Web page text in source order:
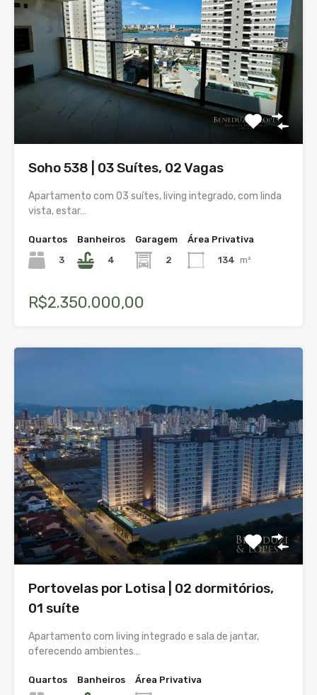
Soho 538 | 03 Suítes, 02 Vagas
Apartamento com 03 suítes, living integrado, com linda
vista, estar…
Quartos
3
Banheiros
4
Garagem
2
Área Privativa
134 m²
R$2.350.000,00
Portovelas por Lotisa | 02 dormitórios,
01 suíte
Apartamento com living integrado e sala de jantar,
oferecendo ambientes…
Quartos Banheiros Área Privativa